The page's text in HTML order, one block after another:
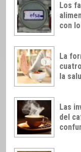
Los
con
La
la
Las
del